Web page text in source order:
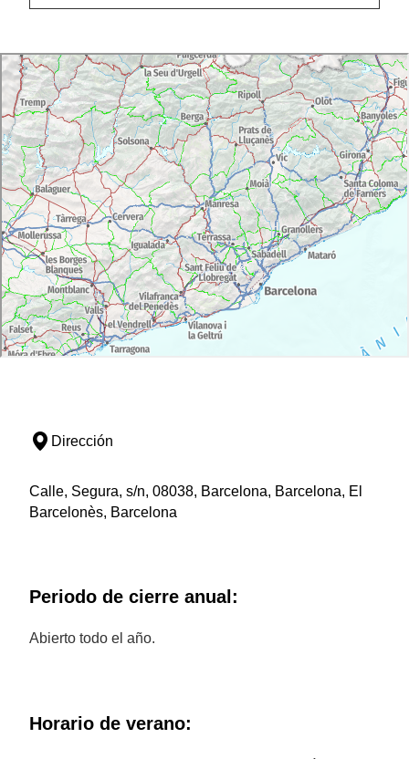
Dirección
Calle, Segura, s/n, 08038, Barcelona, Barcelona, El
Barcelonès, Barcelona
Periodo de cierre anual:
Abierto todo el año.
Horario de verano: